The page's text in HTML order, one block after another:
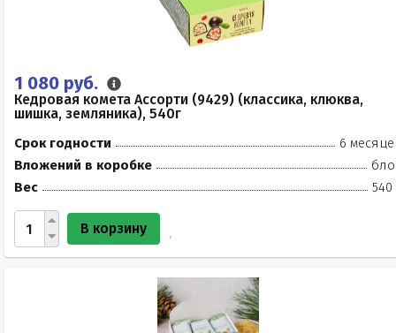
1 080 руб.
Кедровая комета Ассорти (9429) (классика, клюква,
шишка, земляника), 540г
Срок годности
6
Вложений в коробке
Вес
540
В корзину